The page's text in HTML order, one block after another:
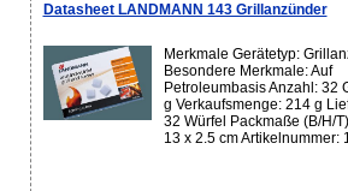
Datasheet LANDMANN 143 Grillanzünder
Merkmale Gerätetyp:
Besondere Merkmale: Auf
Petroleumbasis Anzahl: 32
g Verkaufsmenge: 214 g
32 Würfel Packmaße (B/H/
13 x 2.5 cm Artikelnummer: